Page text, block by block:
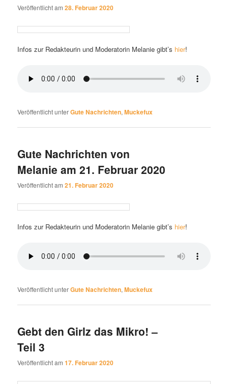
Veröffentlicht am28. Februar 2020
Infos zur Redakteurin und Moderatorin Melanie gibt’s hier!
Veröffentlicht unterGute Nachrichten,Muckefux
Gute Nachrichten von
Melanie am 21. Februar 2020
Veröffentlicht am21. Februar 2020
Infos zur Redakteurin und Moderatorin Melanie gibt’s hier!
Veröffentlicht unterGute Nachrichten,Muckefux
Gebt den Girlz das Mikro! –
Teil 3
Veröffentlicht am17. Februar 2020